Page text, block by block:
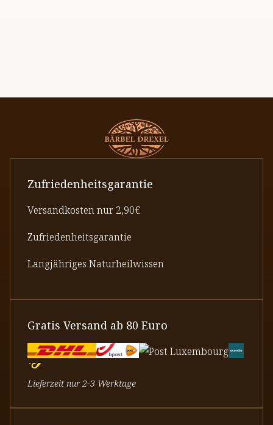
Zufriedenheitsgarantie
Versandkosten nur 2,90€
Zufriedenheitsgarantie
Langjähriges Naturheilwissen
Gratis Versand ab 80 Euro
Lieferzeit nur 2-3 Werktage